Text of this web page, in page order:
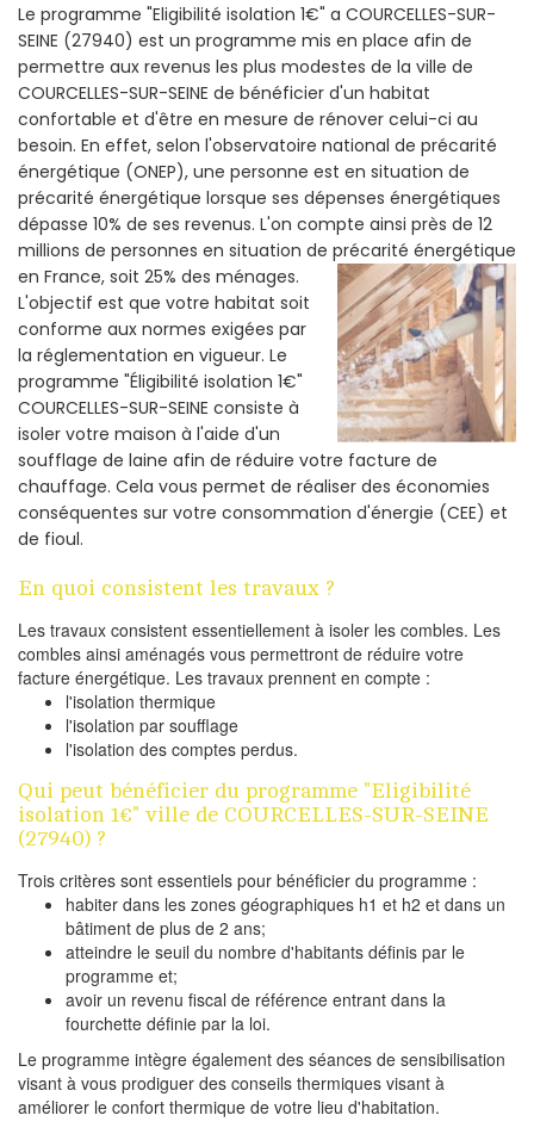
Le programme "Eligibilité isolation 1€" a COURCELLES-SUR-
SEINE (27940) est un programme mis en place afin de
permettre aux revenus les plus modestes de la ville de
COURCELLES-SUR-SEINE de bénéficier d'un habitat
confortable et d'être en mesure de rénover celui-ci au
besoin. En effet, selon l'observatoire national de précarité
énergétique (ONEP), une personne est en situation de
précarité énergétique lorsque ses dépenses énergétiques
dépasse 10% de ses revenus. L'on compte ainsi près de 12
millions de personnes en situation de précarité énergétique
en France, soit 25% des ménages.
L'objectif est que votre habitat soit
conforme aux normes exigées par
la réglementation en vigueur. Le
programme "Éligibilité isolation 1€"
COURCELLES-SUR-SEINE consiste à
isoler votre maison à l'aide d'un
soufflage de laine afin de réduire votre facture de
chauffage. Cela vous permet de réaliser des économies
conséquentes sur votre consommation d'énergie (CEE) et
de fioul.
En quoi consistent les travaux ?
Les travaux consistent essentiellement à isoler les combles. Les
combles ainsi aménagés vous permettront de réduire votre
facture énergétique. Les travaux prennent en compte :
l'isolation thermique
l'isolation par soufflage
l'isolation des comptes perdus.
Qui peut bénéficier du programme "Eligibilité
isolation 1€" ville de COURCELLES-SUR-SEINE
(27940) ?
Trois critères sont essentiels pour bénéficier du programme :
habiter dans les zones géographiques h1 et h2 et dans un
bâtiment de plus de 2 ans;
atteindre le seuil du nombre d'habitants définis par le
programme et;
avoir un revenu fiscal de référence entrant dans la
fourchette définie par la loi.
Le programme intègre également des séances de sensibilisation
visant à vous prodiguer des conseils thermiques visant à
améliorer le confort thermique de votre lieu d'habitation.